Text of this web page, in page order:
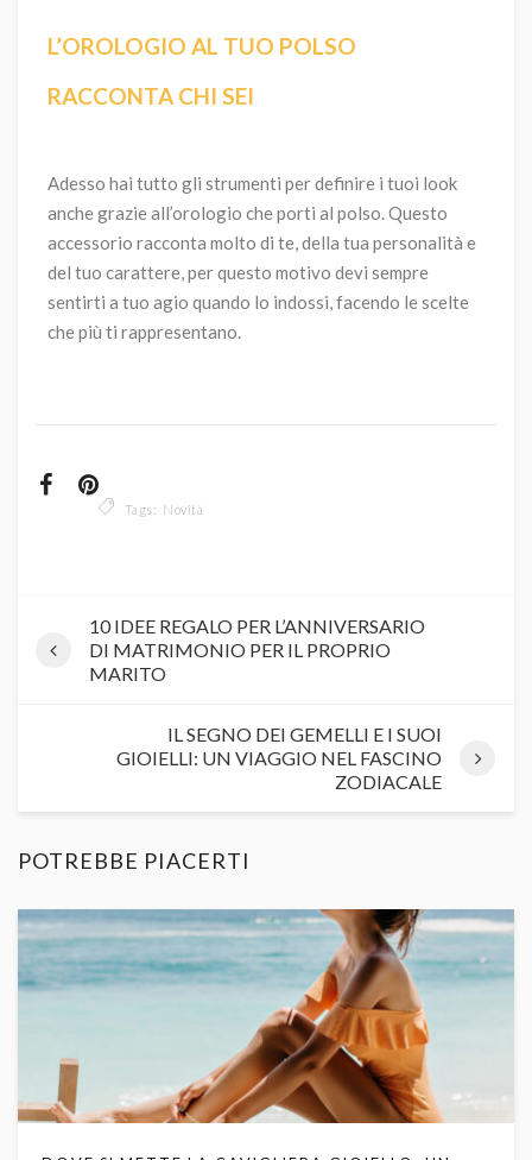
L’OROLOGIO AL TUO POLSO
RACCONTA CHI SEI
Adesso hai tutto gli strumenti per definire i tuoi look
anche grazie all’orologio che porti al polso. Questo
accessorio racconta molto di te, della tua personalità e
del tuo carattere, per questo motivo devi sempre
sentirti a tuo agio quando lo indossi, facendo le scelte
che più ti rappresentano.
Tags: Novità
10 IDEE REGALO PER L’ANNIVERSARIO
DI MATRIMONIO PER IL PROPRIO
MARITO
IL SEGNO DEI GEMELLI E I SUOI
GIOIELLI: UN VIAGGIO NEL FASCINO
ZODIACALE
POTREBBE PIACERTI